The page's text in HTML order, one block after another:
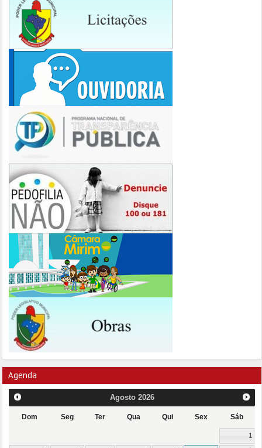
Agenda
Agosto 2026
Dom Seg Ter Qua Qui Sex Sáb
1